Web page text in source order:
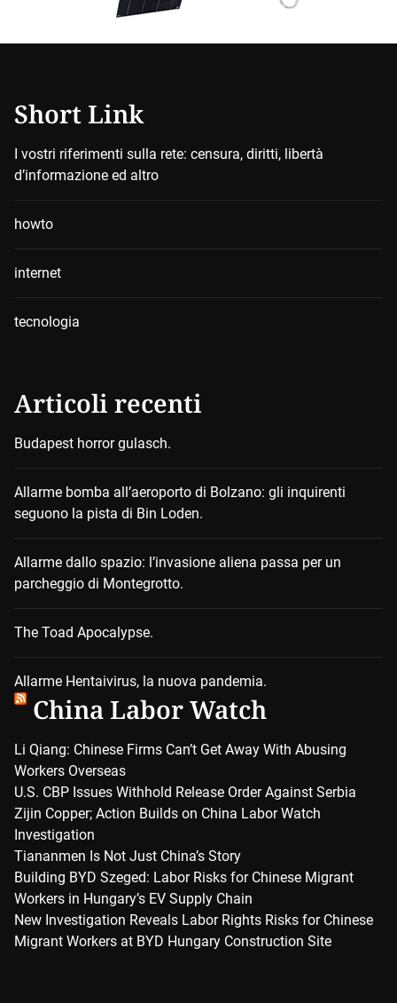
Short Link
I vostri riferimenti sulla rete: censura, diritti, libertà
d’informazione ed altro
howto
internet
tecnologia
Articoli recenti
Budapest horror gulasch.
Allarme bomba all’aeroporto di Bolzano: gli inquirenti
seguono la pista di Bin Loden.
Allarme dallo spazio: l’invasione aliena passa per un
parcheggio di Montegrotto.
The Toad Apocalypse.
Allarme Hentaivirus, la nuova pandemia.
China Labor Watch
Li Qiang: Chinese Firms Can’t Get Away With Abusing
Workers Overseas
U.S. CBP Issues Withhold Release Order Against Serbia
Zijin Copper; Action Builds on China Labor Watch
Investigation
Tiananmen Is Not Just China’s Story
Building BYD Szeged: Labor Risks for Chinese Migrant
Workers in Hungary’s EV Supply Chain
New Investigation Reveals Labor Rights Risks for Chinese
Migrant Workers at BYD Hungary Construction Site